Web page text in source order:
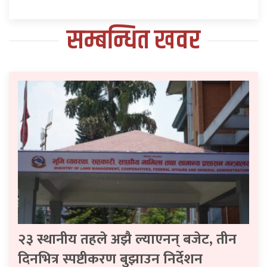
सम्बन्धित खवर
२३ स्थानीय तहले अझै ल्याएनन् बजेट, तीन
दिनभित्र स्पष्टीकरण बुझाउन निर्देशन